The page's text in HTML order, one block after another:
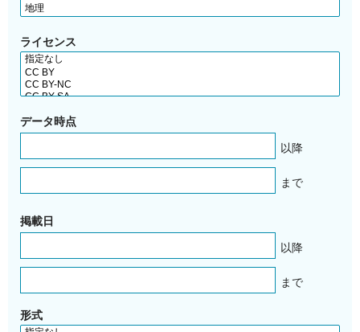
ライセンス
データ時点
以降
まで
掲載日
以降
まで
形式